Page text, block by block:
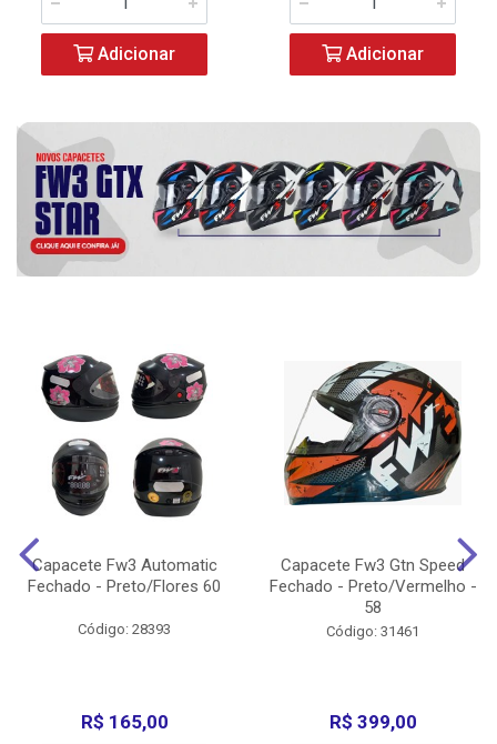
Adicionar Adicionar
Capacete Fw3 Automatic
Fechado - Preto/Flores 60
Código: 28393
R$ 165,00
Capacete Fw3 Gtn Speed
Fechado - Preto/Vermelho -
58
Código: 31461
R$ 399,00